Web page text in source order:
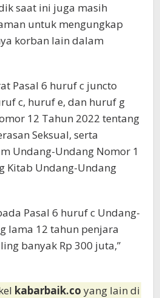
saat ini juga masih
untuk mengungkap
korban lain dalam
Pasal 6 huruf c juncto
c, huruf e, dan huruf g
12 Tahun 2022 tentang
Seksual, serta
Undang-Undang Nomor 1
Kitab Undang-Undang
Pasal 6 huruf c Undang-
lama 12 tahun penjara
banyak Rp 300 juta,”
kabarbaik.co yang lain di